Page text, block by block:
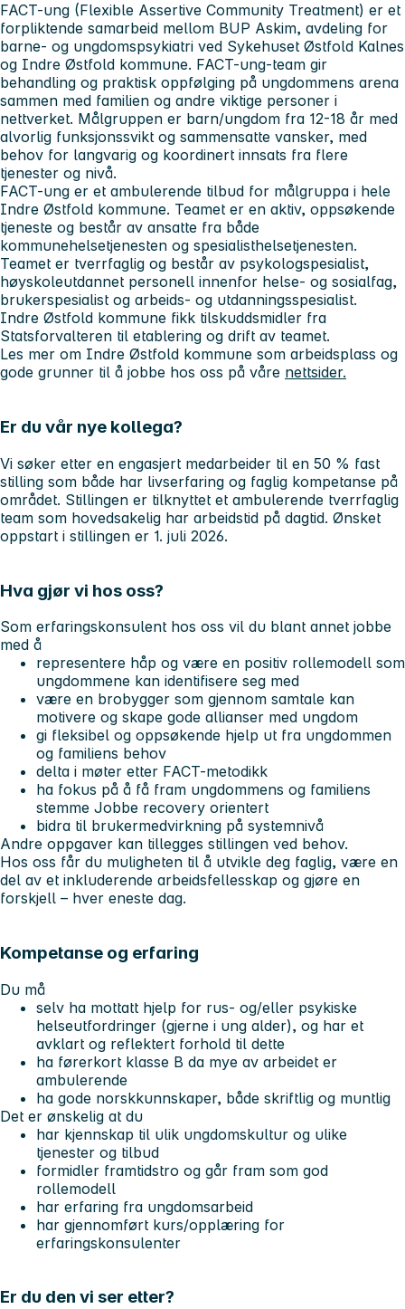
FACT-ung (Flexible Assertive Community Treatment) er et
forpliktende samarbeid mellom BUP Askim, avdeling for
barne- og ungdomspsykiatri ved Sykehuset Østfold Kalnes
og Indre Østfold kommune. FACT-ung-team gir
behandling og praktisk oppfølging på ungdommens arena
sammen med familien og andre viktige personer i
nettverket. Målgruppen er barn/ungdom fra 12-18 år med
alvorlig funksjonssvikt og sammensatte vansker, med
behov for langvarig og koordinert innsats fra flere
tjenester og nivå.
FACT-ung er et ambulerende tilbud for målgruppa i hele
Indre Østfold kommune. Teamet er en aktiv, oppsøkende
tjeneste og består av ansatte fra både
kommunehelsetjenesten og spesialisthelsetjenesten.
Teamet er tverrfaglig og består av psykologspesialist,
høyskoleutdannet personell innenfor helse- og sosialfag,
brukerspesialist og arbeids- og utdanningsspesialist.
Indre Østfold kommune fikk tilskuddsmidler fra
Statsforvalteren til etablering og drift av teamet.
Les mer om Indre Østfold kommune som arbeidsplass og
gode grunner til å jobbe hos oss på våre nettsider.
Er du vår nye kollega?
Vi søker etter en engasjert medarbeider til en 50 % fast
stilling som både har livserfaring og faglig kompetanse på
området. Stillingen er tilknyttet et ambulerende tverrfaglig
team som hovedsakelig har arbeidstid på dagtid. Ønsket
oppstart i stillingen er 1. juli 2026.
Hva gjør vi hos oss?
Som erfaringskonsulent hos oss vil du blant annet jobbe
med å
representere håp og være en positiv rollemodell som
ungdommene kan identifisere seg med
være en brobygger som gjennom samtale kan
motivere og skape gode allianser med ungdom
gi fleksibel og oppsøkende hjelp ut fra ungdommen
og familiens behov
delta i møter etter FACT-metodikk
ha fokus på å få fram ungdommens og familiens
stemme Jobbe recovery orientert
bidra til brukermedvirkning på systemnivå
Andre oppgaver kan tillegges stillingen ved behov.
Hos oss får du muligheten til å utvikle deg faglig, være en
del av et inkluderende arbeidsfellesskap og gjøre en
forskjell – hver eneste dag.
Kompetanse og erfaring
Du må
selv ha mottatt hjelp for rus- og/eller psykiske
helseutfordringer (gjerne i ung alder), og har et
avklart og reflektert forhold til dette
ha førerkort klasse B da mye av arbeidet er
ambulerende
ha gode norskkunnskaper, både skriftlig og muntlig
Det er ønskelig at du
har kjennskap til ulik ungdomskultur og ulike
tjenester og tilbud
formidler framtidstro og går fram som god
rollemodell
har erfaring fra ungdomsarbeid
har gjennomført kurs/opplæring for
erfaringskonsulenter
Er du den vi ser etter?